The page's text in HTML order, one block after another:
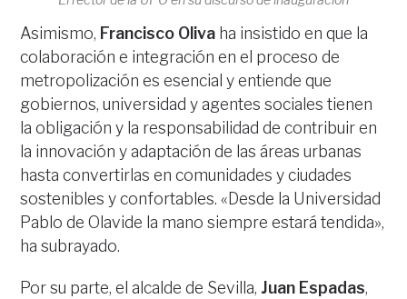
Asimismo, Francisco Oliva ha insistido en que la
colaboración e integración en el proceso de
metropolización es esencial y entiende que
gobiernos, universidad y agentes sociales tienen
la obligación y la responsabilidad de contribuir en
la innovación y adaptación de las áreas urbanas
hasta convertirlas en comunidades y ciudades
sostenibles y confortables. «Desde la Universidad
Pablo de Olavide la mano siempre estará tendida»,
ha subrayado.
Por su parte, el alcalde de Sevilla, Juan Espadas,